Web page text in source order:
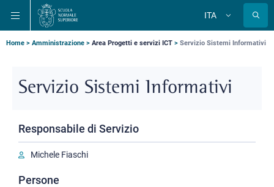
alla
navigazione
principale
contenuto
principale
alla
ricerca
principale
ITA
Briciole
pane
Home Amministrazione Area Progetti e servizi ICT Servizio Sistemi Informativi
Servizio Sistemi Informativi
Responsabile di Servizio
Michele Fiaschi
Persone